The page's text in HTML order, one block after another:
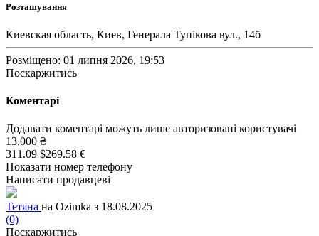
Розташування
Киевская область, Киев, Генерала Тупікова вул., 14б
Розміщено: 01 липня 2026, 19:53
Поскаржитись
Коментарі
Додавати коментарі можуть лише авторизовані користувачі
13,000 ₴
311.09 $269.58 €
Показати номер телефону
Написати продавцеві
Тетяна на Ozimka з 18.08.2025
(0)
Поскаржитись